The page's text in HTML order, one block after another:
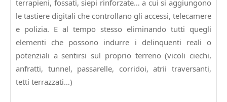
terrapieni, fossati, siepi rinforzate… a cui si aggiungono
le tastiere digitali che controllano gli accessi, telecamere
e polizia. E al tempo stesso eliminando tutti quegli
elementi che possono indurre i delinquenti reali o
potenziali a sentirsi sul proprio terreno (vicoli ciechi,
anfratti, tunnel, passarelle, corridoi, atrii traversanti,
tetti terrazzati…)